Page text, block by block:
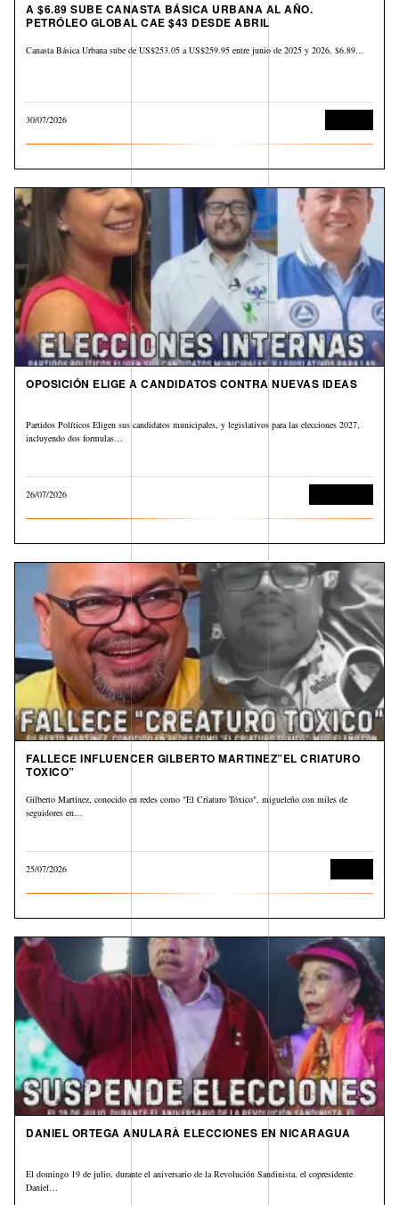
A $6.89 SUBE CANASTA BÁSICA URBANA AL AÑO.
PETRÓLEO GLOBAL CAE $43 DESDE ABRIL
Canasta Básica Urbana sube de US$253.05 a US$259.95 entre junio de 2025 y 2026, $6.89…
30/07/2026
OPOSICIÓN ELIGE A CANDIDATOS CONTRA NUEVAS IDEAS
Partidos Políticos Eligen sus candidatos municipales, y legislativos para las elecciones 2027,
incluyendo dos formulas…
26/07/2026
FALLECE INFLUENCER GILBERTO MARTINEZ”EL CRIATURO
TOXICO”
Gilberto Martínez, conocido en redes como "El Criaturo Tóxico", migueleño con miles de
seguidores en…
25/07/2026
DANIEL ORTEGA ANULARÀ ELECCIONES EN NICARAGUA
El domingo 19 de julio, durante el aniversario de la Revolución Sandinista, el copresidente
Daniel…